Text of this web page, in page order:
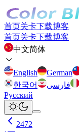
首页关卡下载博客
首页关卡下载博客
中文简体
English German
한국어
فارسی
Русский
2472